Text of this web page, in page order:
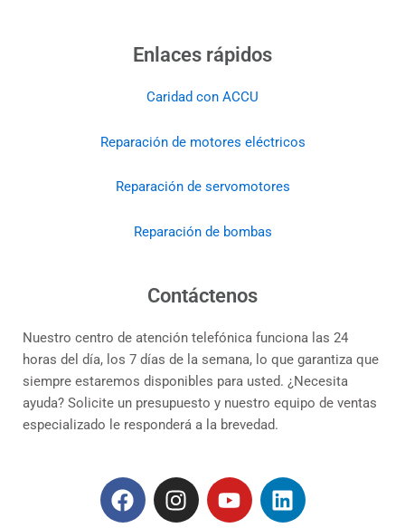
Enlaces rápidos
Caridad con ACCU
Reparación de motores eléctricos
Reparación de servomotores
Reparación de bombas
Contáctenos
Nuestro centro de atención telefónica funciona las 24
horas del día, los 7 días de la semana, lo que garantiza que
siempre estaremos disponibles para usted. ¿Necesita
ayuda? Solicite un presupuesto y nuestro equipo de ventas
especializado le responderá a la brevedad.
F
a
I
n
Y
o
L
i